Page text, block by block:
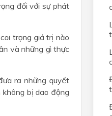
đối với sự phát
trọng giá trị nào
và những gì thực
ra những quyết
bị dao động